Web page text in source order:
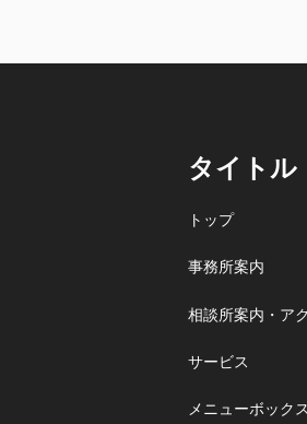
タイトル
トップ
事務所案内
相談所案内・ア
サービス
メニューボック